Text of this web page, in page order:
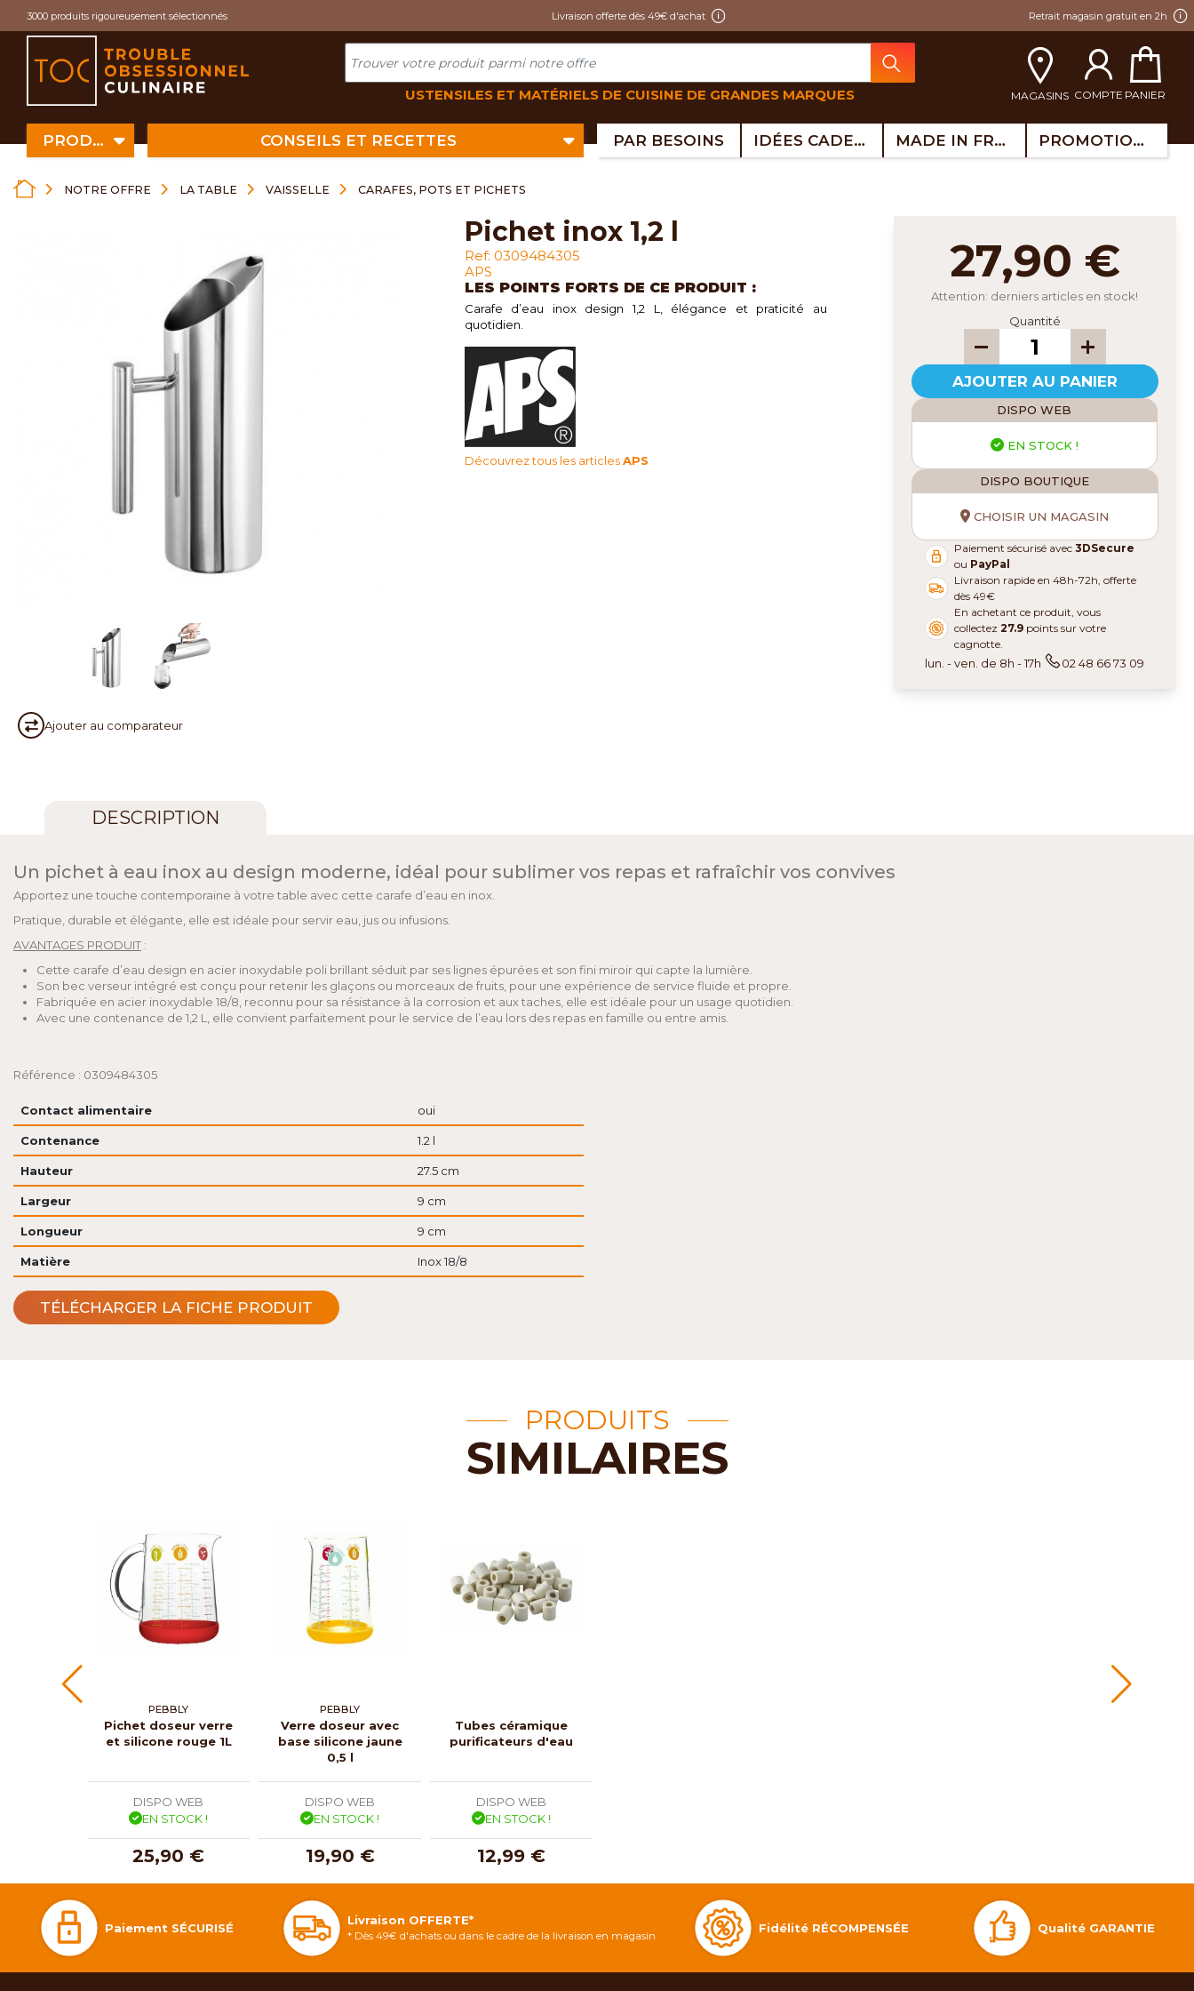
3000 produits rigoureusement sélectionnés Livraison offerte dès 49€ d'achat Retrait magasin gratuit en 2h
USTENSILES ET MATÉRIELS DE CUISINE DE GRANDES MARQUES MAGASINS COMPTE PANIER
PRODUITS CONSEILS ET RECETTES PAR BESOINS IDÉES CADEAUX MADE IN FRANCE PROMOTIONS
NOTRE OFFRE LA TABLE VAISSELLE CARAFES, POTS ET PICHETS
Ajouter au comparateur
pichet inox 1,2 l
Ref: 0309484305
APS
LES POINTS FORTS DE CE PRODUIT :
Carafe d’eau inox design 1,2 L, élégance et praticité au
quotidien.
Découvrez tous les articlesAPS
27,90 €
Attention: derniers articles en stock!
Quantité
AJOUTER AU PANIER
DISPO WEB
EN STOCK !
DISPO BOUTIQUE
CHOISIR UN MAGASIN
Paiement sécurisé avec3DSecure
ou PayPal
Livraison rapide en 48h-72h, offerte
dès 49€
En achetant ce produit, vous
collectez27.9 points sur votre
cagnotte.
lun. - ven. de 8h - 17h 02 48 66 73 09
DESCRIPTION
Un pichet à eau inox au design moderne, idéal pour sublimer vos repas et rafraîchir vos convives
Apportez une touche contemporaine à votre table avec cette carafe d’eau en inox.
Pratique, durable et élégante, elle est idéale pour servir eau, jus ou infusions.
AVANTAGES PRODUIT :
Cette carafe d’eau design en acier inoxydable poli brillant séduit par ses lignes épurées et son fini miroir qui capte la lumière.
Son bec verseur intégré est conçu pour retenir les glaçons ou morceaux de fruits, pour une expérience de service fluide et propre.
Fabriquée en acier inoxydable 18/8, reconnu pour sa résistance à la corrosion et aux taches, elle est idéale pour un usage quotidien.
Avec une contenance de 1,2 L, elle convient parfaitement pour le service de l’eau lors des repas en famille ou entre amis.
Référence : 0309484305
Contact alimentaire oui
Contenance 1.2 l
Hauteur 27.5 cm
Largeur 9 cm
Longueur 9 cm
Matière Inox 18/8
TÉLÉCHARGER LA FICHE PRODUIT
PRODUITS
SIMILAIRES
PEBBLY
Pichet doseur verre
et silicone rouge 1L
DISPO WEB
EN STOCK !
25,90 €
PEBBLY
Verre doseur avec
base silicone jaune
0,5 l
DISPO WEB
EN STOCK !
19,90 €
Tubes céramique
purificateurs d'eau
DISPO WEB
EN STOCK !
12,99 €
Paiement SÉCURISÉ
Livraison OFFERTE*
* Dès 49€ d'achats ou dans le cadre de la livraison en magasin
Fidélité RÉCOMPENSÉE Qualité GARANTIE